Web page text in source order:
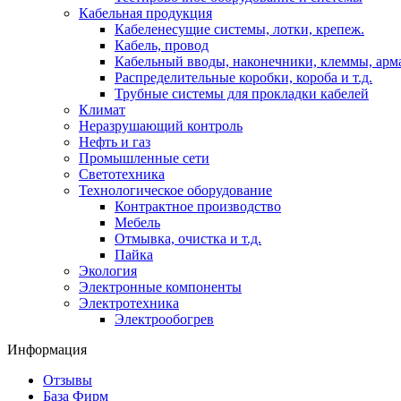
Кабельная продукция
Кабеленесущие системы, лотки, крепеж.
Кабель, провод
Кабельный вводы, наконечники, клеммы,
Распределительные коробки, короба и т.д.
Трубные системы для прокладки кабелей
Климат
Неразрушающий контроль
Нефть и газ
Промышленные сети
Светотехника
Технологическое оборудование
Контрактное производство
Мебель
Отмывка, очистка и т.д.
Пайка
Экология
Электронные компоненты
Электротехника
Электрообогрев
Информация
Отзывы
База Фирм